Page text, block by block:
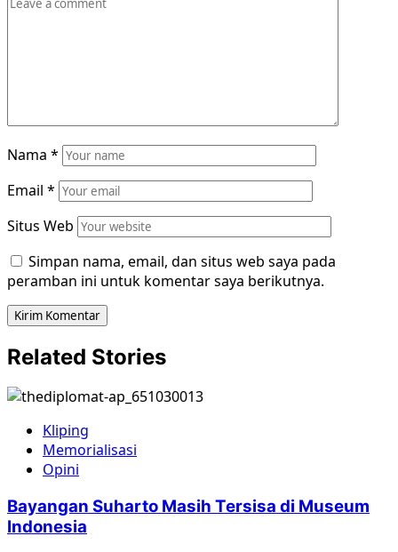
Nama *
Email *
Situs Web
Simpan nama, email, dan situs web saya pada
peramban ini untuk komentar saya berikutnya.
Related Stories
Kliping
Memorialisasi
Opini
Bayangan Suharto Masih Tersisa di Museum
Indonesia